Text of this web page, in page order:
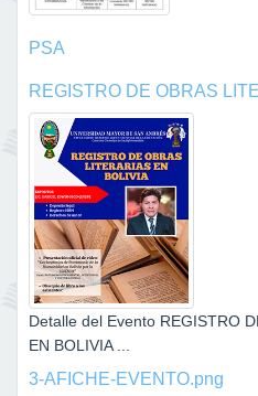
PSA
REGISTRO DE OBRAS
Detalle del Evento REGISTRO
EN BOLIVIA ...
3-AFICHE-EVENTO.png